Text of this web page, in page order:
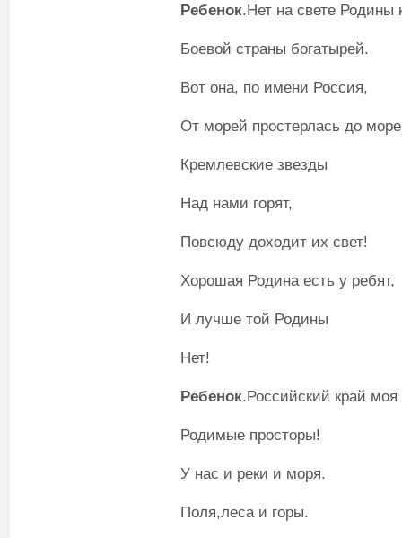
Ребенок.Нет на свете Родины
Боевой страны богатырей.
Вот она, по имени Россия,
От морей простерлась до
Кремлевские звезды
Над нами горят,
Повсюду доходит их свет!
Хорошая Родина есть у ребят,
И лучше той Родины
Нет!
Ребенок.Российский край
Родимые просторы!
У нас и реки и моря.
Поля,леса и горы.